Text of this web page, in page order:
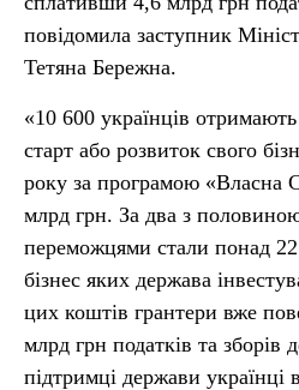
повідомила заступник
Тетяна Бережна.
«10 600 українців
старт або розвиток свого
року за програмою «Власна
млрд грн. За два з
переможцями стали понад 22
бізнес яких держава
цих коштів грантери вже
млрд грн податків та зборів
підтримці держави українці